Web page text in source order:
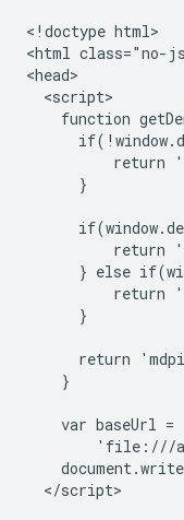
<!doctype html>
<html class="no-
<head>
  <script>
function
return
      }
return
} else
return
      }
return
    }
    var baseUrl =
'file:///
  </script>